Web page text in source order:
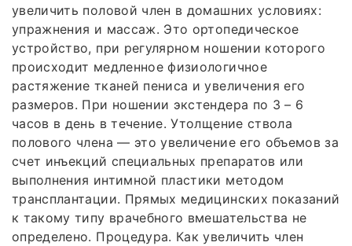
увеличить половой член в домашних условиях:
упражнения и массаж. Это ортопедическое
устройство, при регулярном ношении которого
происходит медленное физиологичное
растяжение тканей пениса и увеличения его
размеров. При ношении экстендера по 3 – 6
часов в день в течение. Утолщение ствола
полового члена — это увеличение его объемов за
счет инъекций специальных препаратов или
выполнения интимной пластики методом
трансплантации. Прямых медицинских показаний
к такому типу врачебного вмешательства не
определено. Процедура. Как увеличить член